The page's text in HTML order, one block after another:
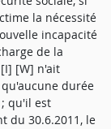
la nécessité
incapacité
de la
[W] n'ait
durée
qu'il est
du 30.6.2011, le